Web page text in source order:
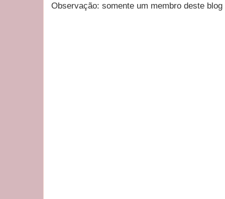
Observação: somente um membro deste